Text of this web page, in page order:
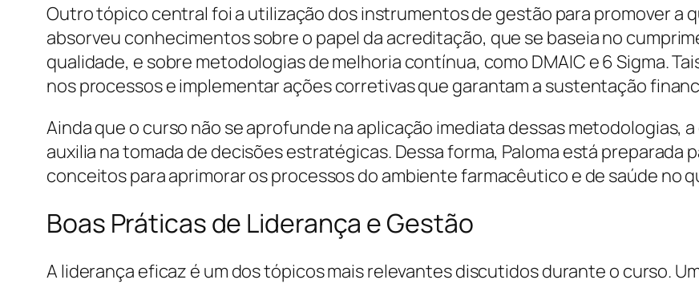
Outro tópico central foi a utilização dos instrumentos de gestão para promover a
absorveu conhecimentos sobre o papel da acreditação, que se baseia no
qualidade, e sobre metodologias de melhoria contínua, como DMAIC e 6 Sigma.
nos processos e implementar ações corretivas que garantam a sustentação
Ainda que o curso não se aprofunde na aplicação imediata dessas metodologias,
auxilia na tomada de decisões estratégicas. Dessa forma, Paloma está preparada
conceitos para aprimorar os processos do ambiente farmacêutico e de saúde no
Boas Práticas de Liderança e Gestão
A liderança eficaz é um dos tópicos mais relevantes discutidos durante o curso.